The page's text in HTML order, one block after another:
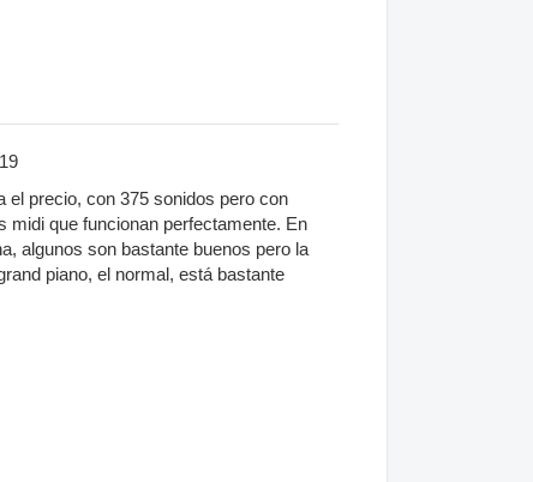
el precio, con 375 sonidos pero con
midi que funcionan perfectamente. En
algunos son bastante buenos pero la
piano, el normal, está bastante